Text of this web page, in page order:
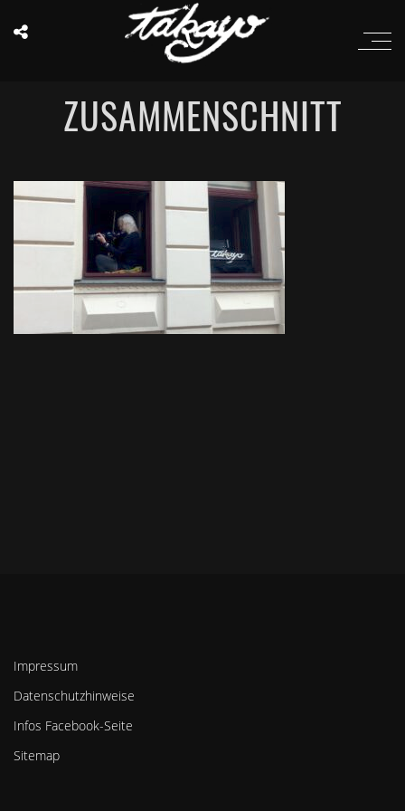
ZUSAMMENSCHNITT
Impressum
Datenschutzhinweise
Infos Facebook-Seite
Sitemap